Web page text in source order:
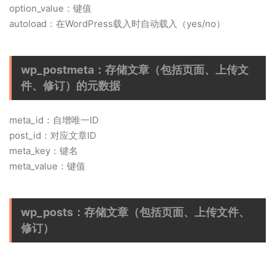
option_value：键值
autoload：在WordPress载入时自动载入（yes/no）
wp_postmeta：存储文章（包括页面、上传文
件、修订）的元数据
meta_id：自增唯一ID
post_id：对应文章ID
meta_key：键名
meta_value：键值
wp_posts：存储文章（包括页面、上传文件、
修订）